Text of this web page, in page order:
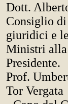
Dott.
Consiglio
giuridici e
Ministri alla
Presidente.
Prof.
Tor Vergata